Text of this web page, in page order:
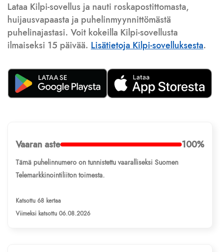
Lataa Kilpi-sovellus ja nauti roskapostittomasta,
huijausvapaasta ja puhelinmyynnittömästä
puhelinajastasi. Voit kokeilla Kilpi-sovellusta
ilmaiseksi 15 päivää. Lisätietoja Kilpi-sovelluksesta.
Vaaran aste 100%
Tämä puhelinnumero on tunnistettu vaaralliseksi Suomen
Telemarkkinointiliiton toimesta.
Katsottu 68 kertaa
Viimeksi katsottu 06.08.2026